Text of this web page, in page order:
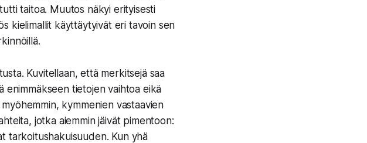
taitoa. Muutos näkyi erityisesti
kielimallit käyttäytyivät eri tavoin sen
Kuvitellaan, että merkitsejä saa
enimmäkseen tietojen vaihtoa eikä
kymmenien vastaavien
jotka aiemmin jäivät pimentoon:
tarkoitushakuisuuden. Kun yhä